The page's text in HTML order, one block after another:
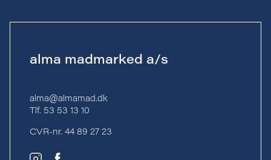
alma madmarked a/s
alma@almamad.dk
Tlf. 53 53 13 10
CVR-nr. 44 89 27 23